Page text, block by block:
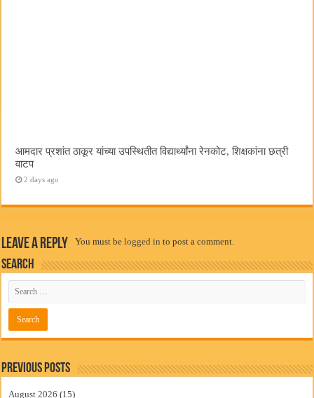
आमदार प्रशांत ठाकूर यांच्या उपस्थितीत विद्यार्थ्यांना रेनकोट, शिक्षकांना छत्री
वाटप
2 days ago
Leave a Reply You must belogged in to post a comment.
Search
Previous Posts
August 2026 (15)